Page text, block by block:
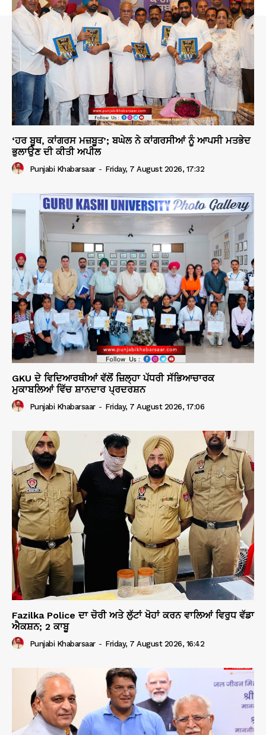
‘ਹਰ ਬੂਥ, ਕਾਂਗਰਸ ਮਜ਼ਬੂਤ’; ਬਘੇਲ ਨੇ ਕਾਂਗਰਸੀਆਂ ਨੂੰ ਆਪਸੀ ਮਤਭੇਦ
ਭੁਲਾਉਣ ਦੀ ਕੀਤੀ ਅਪੀਲ
Punjabi Khabarsaar - Friday, 7 August 2026, 17:32
GKU ਦੇ ਵਿਦਿਆਰਥੀਆਂ ਵੱਲੋਂ ਜ਼ਿਲ੍ਹਾ ਪੱਧਰੀ ਸੱਭਿਆਚਾਰਕ
ਮੁਕਾਬਲਿਆਂ ਵਿੱਚ ਸ਼ਾਨਦਾਰ ਪ੍ਰਦਰਸ਼ਨ
Punjabi Khabarsaar - Friday, 7 August 2026, 17:06
Fazilka Police ਦਾ ਚੋਰੀ ਅਤੇ ਲੁੱਟਾਂ ਖੋਹਾਂ ਕਰਨ ਵਾਲਿਆਂ ਵਿਰੁਧ ਵੱਡਾ
ਐਕਸ਼ਨ; 2 ਕਾਬੂ
Punjabi Khabarsaar - Friday, 7 August 2026, 16:42